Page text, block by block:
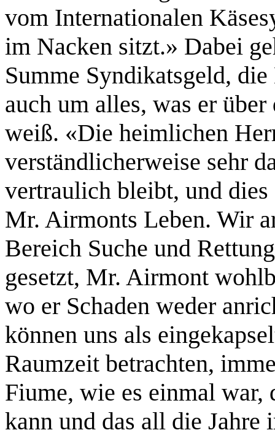
vom Internationalen
im Nacken sitzt.» Dabei
Summe Syndikatsgeld,
auch um alles, was er
weiß. «Die heimlichen
verständlicher­weise sehr
vertraulich bleibt, und dies
Mr. Airmonts Leben. Wir
Bereich Suche und
gesetzt, Mr. Airmont
wo er Schaden weder
können uns als
Raumzeit betrachten,
Fiume, wie es einmal war,
kann und das all die